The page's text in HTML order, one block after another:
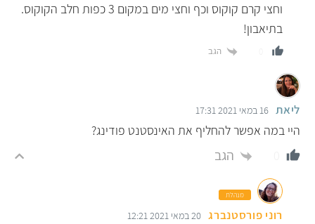
וחצי קרם קוקוס וכף וחצי מים במקום 3 כפות חלב הקוקוס.
בתיאבון!
הגב
ליאת 16 במאי 2021 17:31
היי במה אפשר להחליף את האינסטנט פודינג?
הגב
מנהלת
רוני פורסטנברג 20 במאי 2021 12:21